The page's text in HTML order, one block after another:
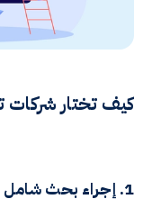
كيف تختار شركات
1. إجراء بحث شامل